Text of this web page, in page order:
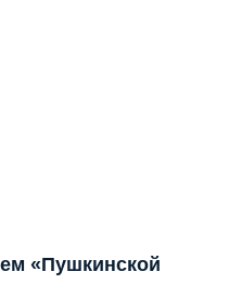
«Пушкинской